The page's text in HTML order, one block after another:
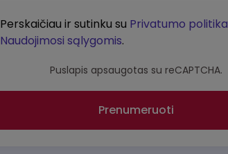
Perskaičiau ir sutinku su Privatumo politika
Naudojimosi sąlygomis.
Puslapis apsaugotas su reCAPTCHA.
Prenumeruoti